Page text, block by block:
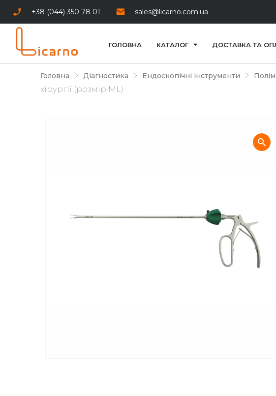
+38 (044) 350 78 01 sales@licarno.com.ua
ГОЛОВНА КАТАЛОГ ДОСТАВКА ТА
Головна Діагностика Ендоскопічні інструменти
хірургії (розмір ML)